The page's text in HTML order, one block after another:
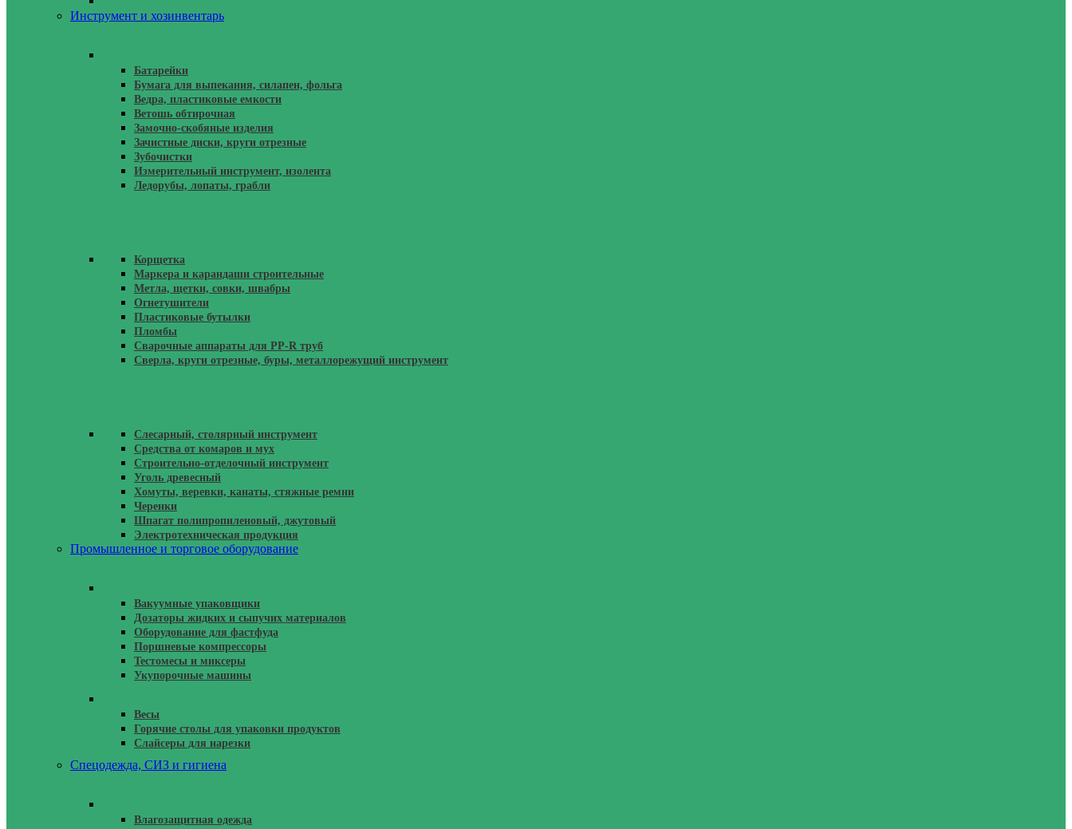
Инструмент и хозинвентарь
Батарейки
Бумага для выпекания, силапен, фольга
Ведра, пластиковые емкости
Ветошь обтирочная
Замочно-скобяные изделия
Зачистные диски, круги отрезные
Зубочистки
Измерительный инструмент, изолента
Ледорубы, лопаты, грабли
Корщетка
Маркера и карандаши строительные
Метла, щетки, совки, швабры
Огнетушители
Пластиковые бутылки
Пломбы
Сварочные аппараты для PP-R труб
Сверла, круги отрезные, буры, металлорежущий инструмент
Слесарный, столярный инструмент
Средства от комаров и мух
Строительно-отделочный инструмент
Уголь древесный
Хомуты, веревки, канаты, стяжные ремни
Черенки
Шпагат полипропиленовый, джутовый
Электротехническая продукция
Промышленное и торговое оборудование
Вакуумные упаковщики
Дозаторы жидких и сыпучих материалов
Оборудование для фастфуда
Поршневые компрессоры
Тестомесы и миксеры
Укупорочные машины
Весы
Горячие столы для упаковки продуктов
Слайсеры для нарезки
Спецодежда, СИЗ и гигиена
Влагозащитная одежда